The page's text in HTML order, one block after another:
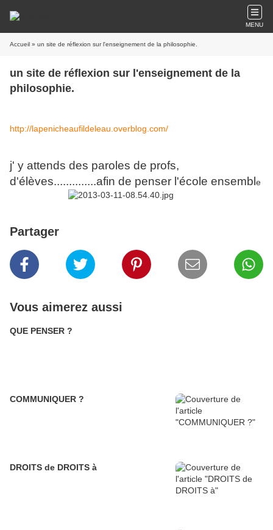
MENU
Accueil » un site de réflexion sur l'enseignement de la philosophie.
un site de réflexion sur l'enseignement de la
philosophie.
http://lapenicheaufildeleau.overblog.com/
j' y attends des paroles de profs,
d'élèves..............afin de penser l'école ensembl e
Partager
Vous aimerez aussi
QUE PENSER ?
COMMUNIQUER ?
DROITS de DROITS à